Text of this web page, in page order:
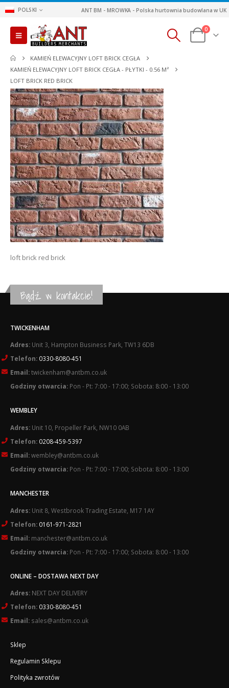
POLSKI ANT BM - MROWKA - Polska hurtownia budowlana w UK
0
KAMIEŃ ELEWACYJNY LOFT BRICK CEGŁA
KAMIEŃ ELEWACYJNY LOFT BRICK CEGŁA - PŁYTKI - 0.56 M²
LOFT BRICK RED BRICK
loft brick red brick
Bądź w kontakcie!
TWICKENHAM
Adres: Unit 3, Hampton Business Park, TW13 6DB
Telefon: 0330-8080-451
Email:twickenham@antbm.co.uk
Godziny otwarcia: Pon - Pt: 7:00 - 17:00; Sobota: 8:00 - 13:00
WEMBLEY
Adres: Unit 10, Propeller Park, NW10 0AB
Telefon: 0208-459-5397
Email:wembley@antbm.co.uk
Godziny otwarcia: Pon - Pt: 7:00 - 17:00; Sobota: 8:00 - 13:00
MANCHESTER
Adres: Unit 8, Westbrook Trading Estate, M17 1AY
Telefon: 0161-971-2821
Email: manchester@antbm.co.uk
Godziny otwarcia: Pon - Pt: 7:00 - 17:00; Sobota: 8:00 - 13:00
ONLINE – DOSTAWA NEXT DAY
Adres: NEXT DAY DELIVERY
Telefon: 0330-8080-451
Email: sales@antbm.co.uk
Sklep
Regulamin Sklepu
Polityka zwrotów